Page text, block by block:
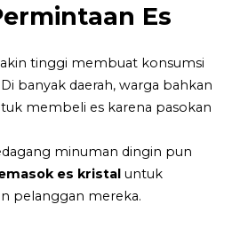
Es
tinggi membuat konsumsi
banyak daerah, warga bahkan
membeli es karena pasokan
minuman dingin pun
es kristal untuk
pelanggan mereka.